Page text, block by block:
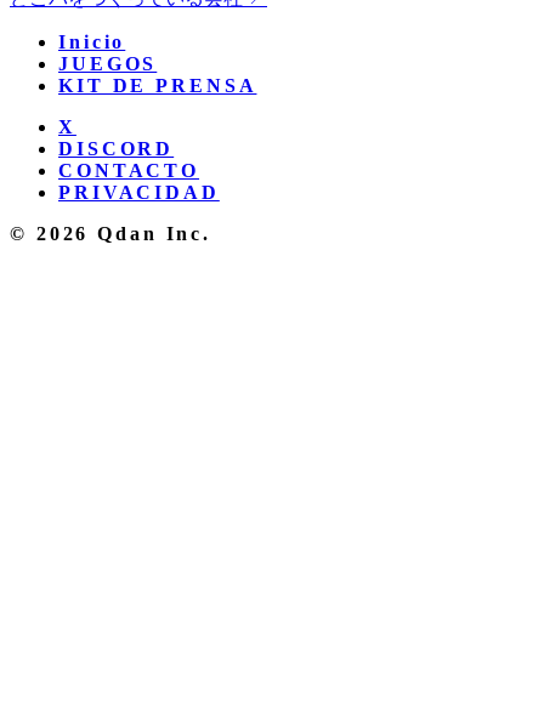
Inicio
JUEGOS
KIT DE PRENSA
X
DISCORD
CONTACTO
PRIVACIDAD
© 2026 Qdan Inc.